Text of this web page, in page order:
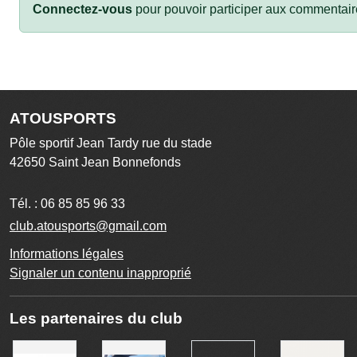
Connectez-vous pour pouvoir participer aux
ATOUSPORTS
Pôle sportif Jean Tardy rue du stade
42650 Saint Jean Bonnefonds
Tél. : 06 85 85 96 33
club.atousports@gmail.com
Informations légales
Signaler un contenu inapproprié
Les partenaires du club